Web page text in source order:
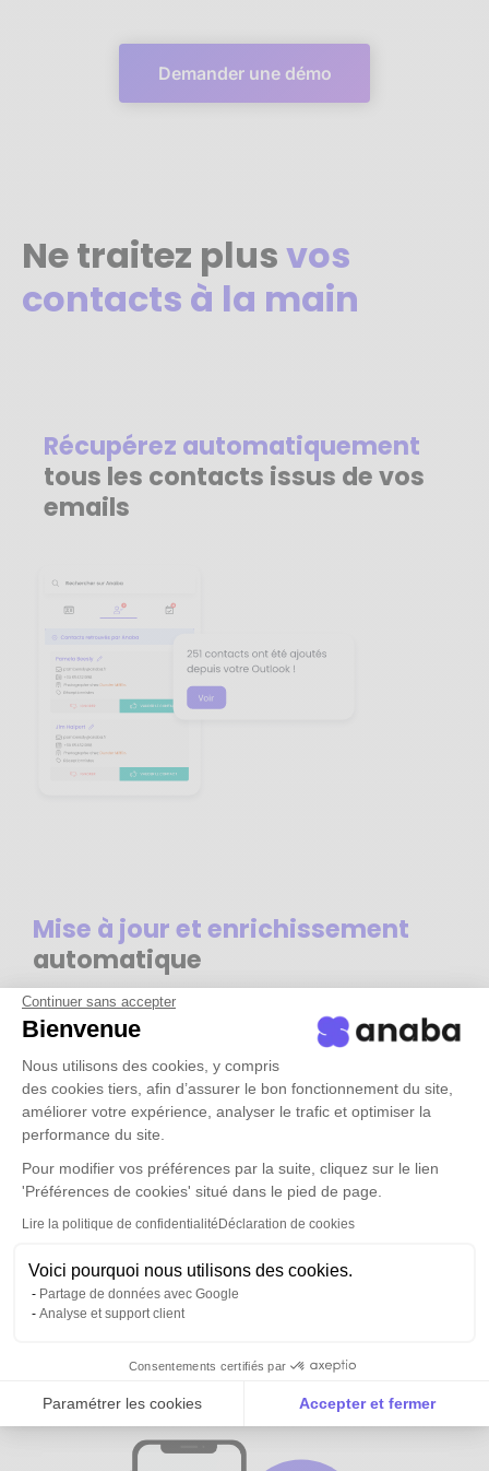
Continuer sans accepter
Bienvenue
Nous utilisons des cookies, y compris
des cookies tiers, afin d’assurer le bon fonctionnement du site,
améliorer votre expérience, analyser le trafic et optimiser la
performance du site.
Pour modifier vos préférences par la suite, cliquez sur le lien
'Préférences de cookies' situé dans le pied de page.
Lire la politique de confidentialitéDéclaration de cookies
Voici pourquoi nous utilisons des cookies.
Partage de données avec Google
Analyse et support client
Consentements certifiés par
Paramétrer les cookies Accepter et fermer
Axeptio consent
Plateforme de Gestion du Consentement :
Demander une démo
Ne traitez plusvos
contacts à la main
Récupérez automatiquement
tous les contacts issus de vos
emails
Mise à jour et enrichissement
automatique
équipesdisponibles partout